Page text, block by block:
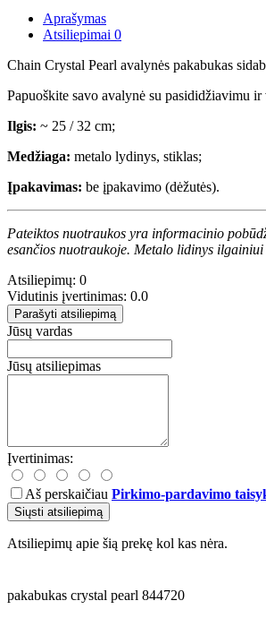
Aprašymas
Atsiliepimai 0
Chain Crystal Pearl avalynės pakabukas
Papuoškite savo avalynė su pasididžiavimu
Ilgis: ~ 25 / 32 cm;
Medžiaga: metalo lydinys, stiklas;
Įpakavimas: be įpakavimo (dėžutės).
Pateiktos nuotraukos yra informacinio
esančios nuotraukoje. Metalo lidinys
Atsiliepimų: 0
Vidutinis įvertinimas: 0.0
Parašyti atsiliepimą
Jūsų vardas
Jūsų atsiliepimas
Įvertinimas:
Aš perskaičiau Pirkimo-pardavimo
Siųsti atsiliepimą
Atsiliepimų apie šią prekę kol kas nėra.
pakabukas crystal pearl 844720